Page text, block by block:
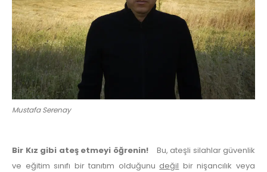
Mustafa Serenay
Bir Kız gibi ateş etmeyi öğrenin!
Bu, ateşli silahlar güvenlik
ve eğitim sınıfı bir tanıtım olduğunu değil bir nişancılık veya